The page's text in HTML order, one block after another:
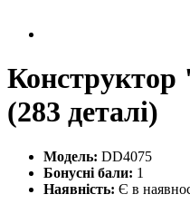
(283 деталі)
Модель: DD4075
Бонусні бали: 1
Наявність: Є в